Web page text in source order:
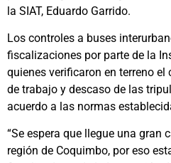
la SIAT, Eduardo Garrido.
Los controles a buses
fiscalizaciones por parte de la
quienes verificaron en terreno
de trabajo y descaso de las
acuerdo a las normas
“Se espera que llegue una gran
región de Coquimbo, por eso